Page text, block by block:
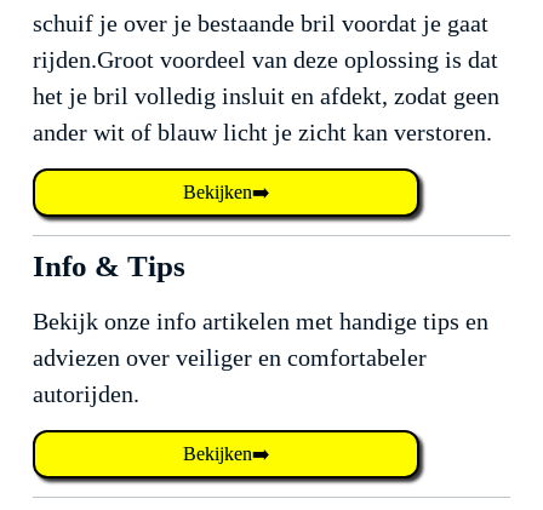
schuif je over je bestaande bril voordat je gaat
rijden.Groot voordeel van deze oplossing is dat
het je bril volledig insluit en afdekt, zodat geen
ander wit of blauw licht je zicht kan verstoren.
Bekijken➡️
Info & Tips
Bekijk onze info artikelen met handige tips en
adviezen over veiliger en comfortabeler
autorijden.
Bekijken➡️